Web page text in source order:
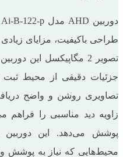
طراحی باکیفیت، مزایای
تصویر 2 مگاپیکسل این
جزئیات دقیقی از محیط
زاویه دید مناسبی را فراهم
پوشش می‌دهد. این
محیط‌هایی که نیاز به پوشش